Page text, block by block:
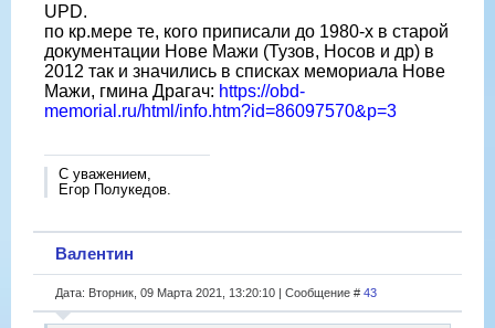
UPD.
по кр.мере те, кого приписали до 1980-х в старой
документации Нове Мажи (Тузов, Носов и др) в
2012 так и значились в списках мемориала Нове
Мажи, гмина Драгач: https://obd-
memorial.ru/html/info.htm?id=86097570&p=3
С уважением,
Егор Полукедов.
Валентин
Дата: Вторник, 09 Марта 2021, 13:20:10 | Сообщение # 43